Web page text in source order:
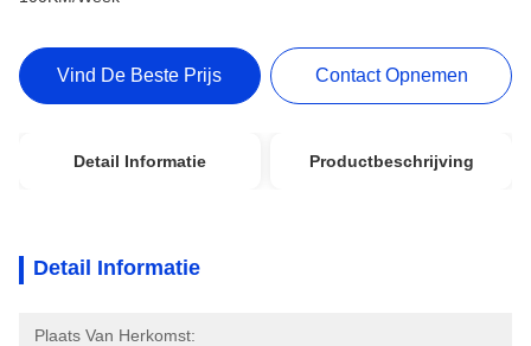
Vind De Beste Prijs Contact Opnemen
Detail Informatie Productbeschrijving
Detail Informatie
Plaats Van Herkomst: